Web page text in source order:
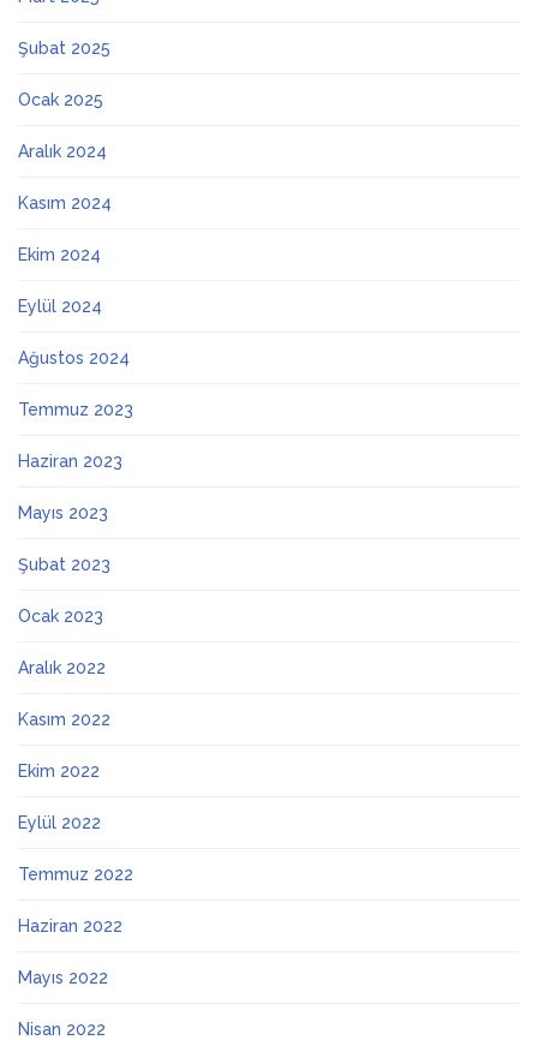
Şubat 2025
Ocak 2025
Aralık 2024
Kasım 2024
Ekim 2024
Eylül 2024
Ağustos 2024
Temmuz 2023
Haziran 2023
Mayıs 2023
Şubat 2023
Ocak 2023
Aralık 2022
Kasım 2022
Ekim 2022
Eylül 2022
Temmuz 2022
Haziran 2022
Mayıs 2022
Nisan 2022